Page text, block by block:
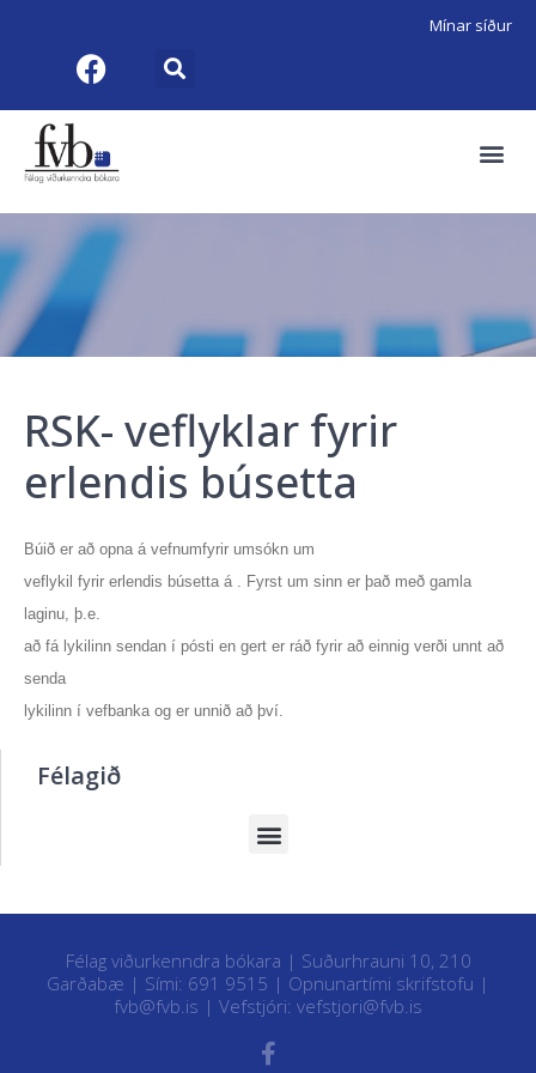
Mínar síður
RSK- veflyklar fyrir
erlendis búsetta
Búið er að opna á vefnumfyrir umsókn um
veflykil fyrir erlendis búsetta á . Fyrst um sinn er það með gamla
laginu, þ.e.
að fá lykilinn sendan í pósti en gert er ráð fyrir að einnig verði unnt að
senda
lykilinn í vefbanka og er unnið að því.
Félagið
Félag viðurkenndra bókara | Suðurhrauni 10, 210
Garðabæ | Sími: 691 9515 | Opnunartími skrifstofu |
fvb@fvb.is | Vefstjóri: vefstjori@fvb.is